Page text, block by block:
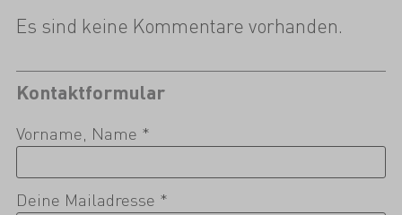
Es sind keine Kommentare vorhanden.
Kontaktformular
Vorname, Name *
Deine Mailadresse *